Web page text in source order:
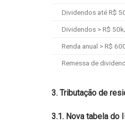
Dividendos até R$
Dividendos > R$
Renda anual > R$
Remessa de
3. Tributação de
3.1. Nova tabela do